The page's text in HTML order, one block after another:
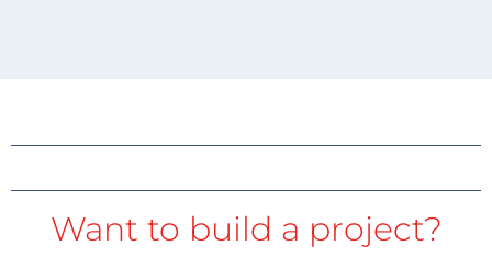
Want to build a project?